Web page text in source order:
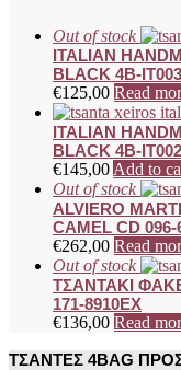
Out of stock
ITALIAN
BLACK 4B-IT003
€125,00 Read
ITALIAN
BLACK 4B-
€145,00 Add to
Out of stock
ALVIERO
CAMEL CD 096-
€262,00 Read
Out of stock
ΤΣΑΝΤΑΚΙ
171-8910EX
€136,00 Read
ΤΣΑΝΤΕΣ 4BAG